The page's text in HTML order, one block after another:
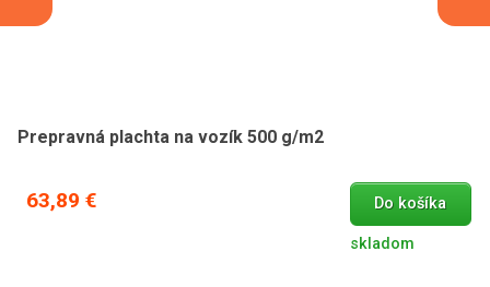
Prepravná plachta na vozík 500 g/m2
63,89 € Do košíka
skladom